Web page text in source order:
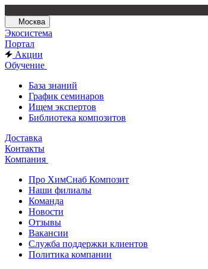
Москва
Экосистема
Портал
Акции
Обучение
База знаний
График семинаров
Ищем экспертов
Библиотека композитов
Доставка
Контакты
Компания
Про ХимСнаб Композит
Наши филиалы
Команда
Новости
Отзывы
Вакансии
Служба поддержки клиентов
Политика компании